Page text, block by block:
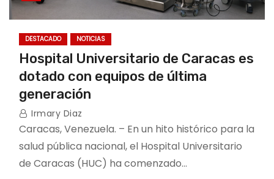
DESTACADO NOTICIAS
Hospital Universitario de Caracas es
dotado con equipos de última
generación
Irmary Diaz
Caracas, Venezuela. – En un hito histórico para la
salud pública nacional, el Hospital Universitario
de Caracas (HUC) ha comenzado…